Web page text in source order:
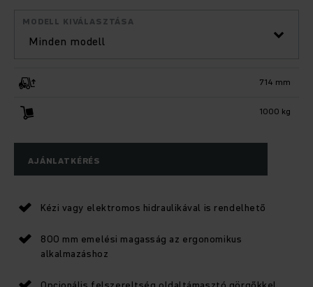
Minden modell
MODELL KIVÁLASZTÁSA
714 mm
1000 kg
AJÁNLATKÉRÉS
Kézi vagy elektromos hidraulikával is rendelhető
800 mm emelési magasság az ergonomikus
alkalmazáshoz